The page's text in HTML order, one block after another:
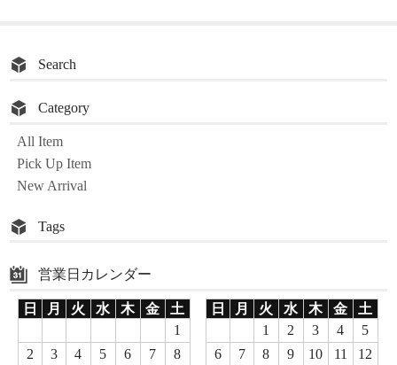
Search
Category
All Item
Pick Up Item
New Arrival
Tags
営業日カレンダー
日 月 火 水 木 金
土
1
2
3 4 5 6 7 8
日 月 火 水 木 金
土
1
2 3 4
5
6
7 8 9 10 11 12